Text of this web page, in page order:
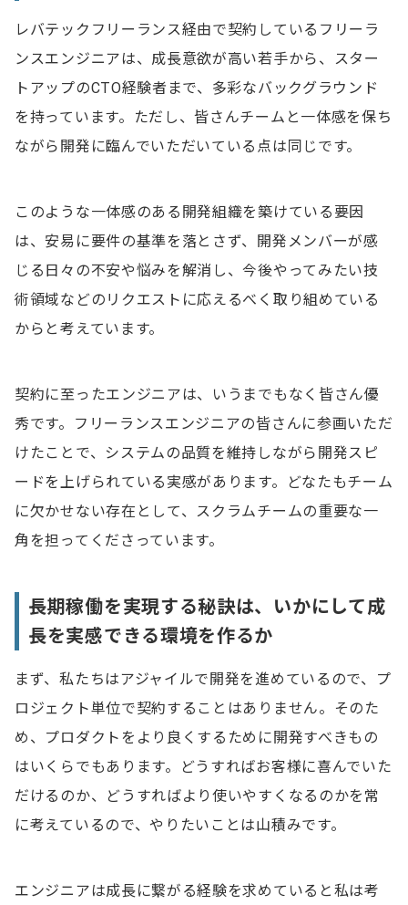
レバテックフリーランス経由で契約しているフリーラ
ンスエンジニアは、成長意欲が高い若手から、スター
トアップのCTO経験者まで、多彩なバックグラウンド
を持っています。ただし、皆さんチームと一体感を保ち
ながら開発に臨んでいただいている点は同じです。
このような一体感のある開発組織を築けている要因
は、安易に要件の基準を落とさず、開発メンバーが感
じる日々の不安や悩みを解消し、今後やってみたい技
術領域などのリクエストに応えるべく取り組めている
からと考えています。
契約に至ったエンジニアは、いうまでもなく皆さん優
秀です。フリーランスエンジニアの皆さんに参画いただ
けたことで、システムの品質を維持しながら開発スピ
ードを上げられている実感があります。どなたもチーム
に欠かせない存在として、スクラムチームの重要な一
角を担ってくださっています。
長期稼働を実現する秘訣は、いかにして成
長を実感できる環境を作るか
まず、私たちはアジャイルで開発を進めているので、プ
ロジェクト単位で契約することはありません。そのた
め、プロダクトをより良くするために開発すべきもの
はいくらでもあります。どうすればお客様に喜んでいた
だけるのか、どうすればより使いやすくなるのかを常
に考えているので、やりたいことは山積みです。
エンジニアは成長に繋がる経験を求めていると私は考